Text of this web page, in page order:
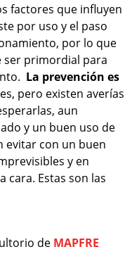
factores que influyen
por uso y el paso
por lo que
primordial para
La prevención es
pero existen averías
aun
y un buen uso de
evitar con un buen
y en
cara. Estas son las
de MAPFRE